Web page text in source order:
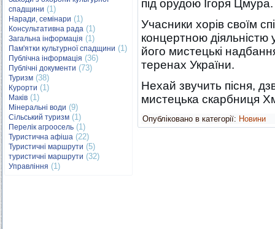
спадщини (1)
Наради, семінари (1)
Консультативна рада (1)
Загальна інформація (1)
Пам'ятки культурної спадщини (1)
Публічна інформація (36)
Публічні документи (73)
Туризм (38)
Курорти (1)
Маків (1)
Мінеральні води (9)
Сільський туризм (1)
Перелік агроосель (1)
Туристична афіша (22)
Туристичні маршрути (5)
туристичні маршрути (32)
Управління (1)
під орудою Ігоря Цмура.
Учасники хорів своїм
концертною
його мистецькі
теренах України.
Нехай звучить пісня,
мистецька скарбниця
Опубліковано в категорії: Новини